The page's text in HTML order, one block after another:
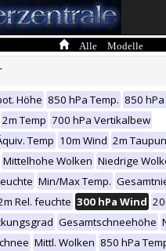
Alle Modelle
Höhe 850 hPa Temp. 850
2m Temp 700 hPa Vertikalbew
Temp 10m Wind 2m
Mittelhohe Wolken Niedrige
Min/Max Temp.
Rel. feuchte 300 hPa Wind
Gesamtschneehöhe
Mittl. Wolken 850 hPa